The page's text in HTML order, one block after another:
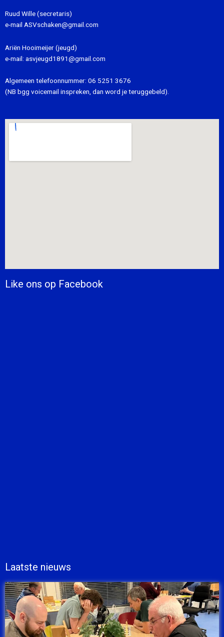
Ruud Wille (secretaris)
e-mail ASVschaken@gmail.com
Ariën Hooimeijer (jeugd)
e-mail: asvjeugd1891@gmail.com
Algemeen telefoonnummer: 06 5251 3676
(NB bgg voicemail inspreken, dan word je teruggebeld).
Like ons op Facebook
Laatste nieuws